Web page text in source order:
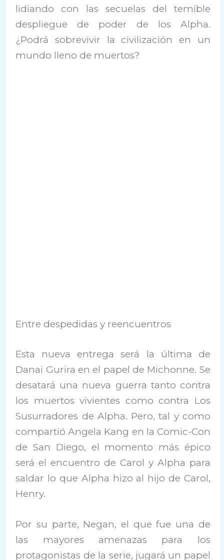
lidiando con las secuelas del temible
despliegue de poder de los Alpha.
¿Podrá sobrevivir la civilización en un
mundo lleno de muertos?
Entre despedidas y reencuentros
Esta nueva entrega será la última de
Danai Gurira en el papel de Michonne. Se
desatará una nueva guerra tanto contra
los muertos vivientes como contra Los
Susurradores de Alpha. Pero, tal y como
compartió Angela Kang en la Comic-Con
de San Diego, el momento más épico
será el encuentro de Carol y Alpha para
saldar lo que Alpha hizo al hijo de Carol,
Henry.
Por su parte, Negan, el que fue una de
las mayores amenazas para los
protagonistas de la serie, jugará un papel